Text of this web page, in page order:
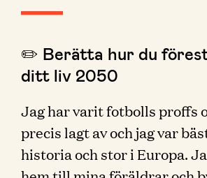
✏️ Berätta hur du
ditt liv 2050
Jag har varit fotbolls proffs
precis lagt av och jag var
historia och stor i Europa.